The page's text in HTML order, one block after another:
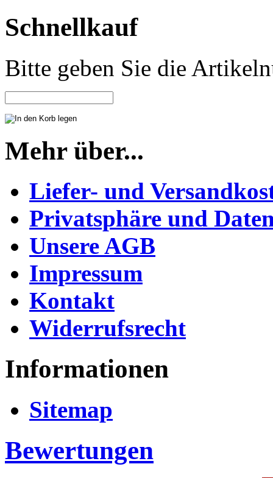
Schnellkauf
Bitte geben Sie die
Mehr über...
Liefer- und
Privatsphäre und
Unsere AGB
Impressum
Kontakt
Widerrufsrecht
Informationen
Sitemap
Bewertungen